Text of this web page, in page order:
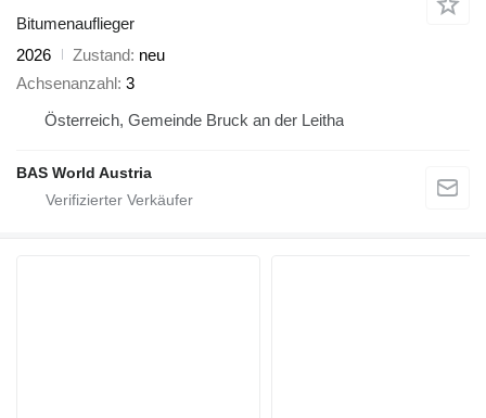
Bitumenauflieger
2026
Zustand neu
Achsenanzahl 3
Österreich, Gemeinde Bruck an der Leitha
BAS World Austria